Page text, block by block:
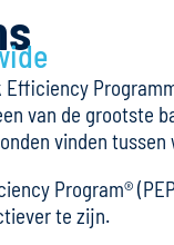
Efficiency
van de grootste
vinden tussen
Program®
te zijn.